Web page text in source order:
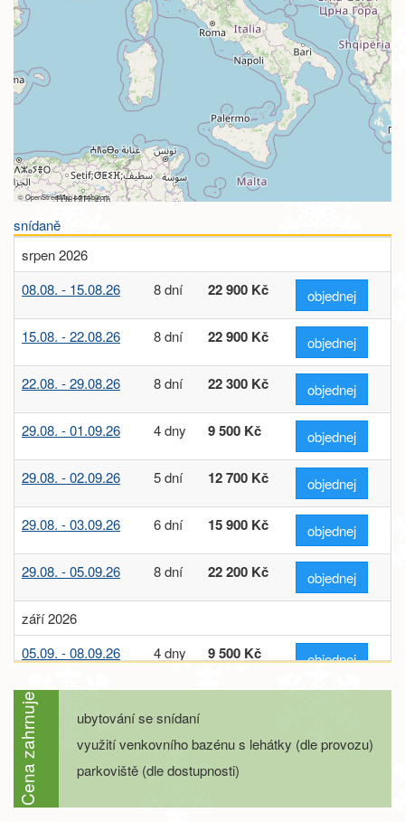
©OpenStreetMapcontributors
snídaně
srpen 2026
08.08. - 15.08.26
8 dní 22 900 Kč objednej
15.08. - 22.08.26 8 dní 22 900 Kč objednej
22.08. - 29.08.26 8 dní 22 300 Kč objednej
29.08. - 01.09.26 4 dny 9 500 Kč objednej
29.08. - 02.09.26 5 dní 12 700 Kč objednej
29.08. - 03.09.26 6 dní 15 900 Kč objednej
29.08. - 05.09.26 8 dní 22 200 Kč objednej
září 2026
05.09. - 08.09.26
4 dny 9 500 Kč objednej
05.09. - 09.09.26
05.09. - 10.09.26 6 dní 15 900 Kč objednej
05.09. - 12.09.26
Cena zahrnuje
ubytování se snídaní
využití venkovního bazénu s lehátky (dle provozu)
parkoviště (dle dostupnosti)